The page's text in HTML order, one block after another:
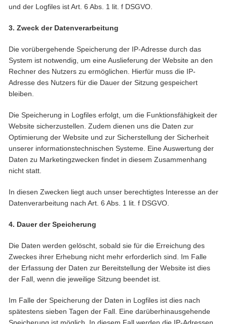
und der Logfiles ist Art. 6 Abs. 1 lit. f DSGVO.
3. Zweck der Datenverarbeitung
Die vorübergehende Speicherung der IP-Adresse durch das
System ist notwendig, um eine Auslieferung der Website an den
Rechner des Nutzers zu ermöglichen. Hierfür muss die IP-
Adresse des Nutzers für die Dauer der Sitzung gespeichert
bleiben.
Die Speicherung in Logfiles erfolgt, um die Funktionsfähigkeit der
Website sicherzustellen. Zudem dienen uns die Daten zur
Optimierung der Website und zur Sicherstellung der Sicherheit
unserer informationstechnischen Systeme. Eine Auswertung der
Daten zu Marketingzwecken findet in diesem Zusammenhang
nicht statt.
In diesen Zwecken liegt auch unser berechtigtes Interesse an der
Datenverarbeitung nach Art. 6 Abs. 1 lit. f DSGVO.
4. Dauer der Speicherung
Die Daten werden gelöscht, sobald sie für die Erreichung des
Zweckes ihrer Erhebung nicht mehr erforderlich sind. Im Falle
der Erfassung der Daten zur Bereitstellung der Website ist dies
der Fall, wenn die jeweilige Sitzung beendet ist.
Im Falle der Speicherung der Daten in Logfiles ist dies nach
spätestens sieben Tagen der Fall. Eine darüberhinausgehende